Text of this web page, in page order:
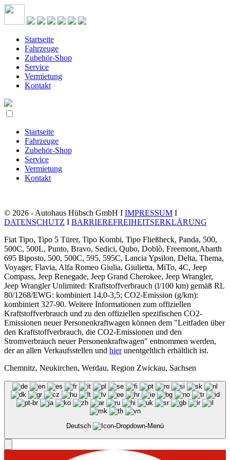
Startseite
Fahrzeuge
Zubehör-Shop
Service
Vermietung
Kontakt
Startseite
Fahrzeuge
Zubehör-Shop
Service
Vermietung
Kontakt
© 2026 - Autohaus Hübsch GmbH I IMPRESSUM I
DATENSCHUTZ I BARRIEREFREIHEITSERKLÄRUNG
Fiat Tipo, Tipo 5 Türer, Tipo Kombi, Tipo Fließheck, Panda, 500,
500C, 500L, Punto, Bravo, Sedici, Qubo, Doblò, Freemont,Abarth
695 Biposto, 500, 500C, 595, 595C, Lancia Ypsilon, Delta, Thema,
Voyager, Flavia, Alfa Romeo Giulia, Giulietta, MiTo, 4C, Jeep
Compass, Jeep Renegade, Jeep Grand Cherokee, Jeep Wrangler,
Jeep Wrangler Unlimited: Kraftstoffverbrauch (l/100 km) gemäß RL
80/1268/EWG: kombiniert 14,0-3,5; CO2-Emission (g/km):
kombiniert 327-90. Weitere Informationen zum offiziellen
Kraftstoffverbrauch und zu den offiziellen spezifischen CO2-
Emissionen neuer Personenkraftwagen können dem "Leitfaden über
den Kraftstoffverbrauch, die CO2-Emissionen und den
Stromverbrauch neuer Personenkraftwagen" entnommen werden,
der an allen Verkaufsstellen und hierunentgeltlich erhältlich ist.
Chemnitz, Neukirchen, Werdau, Region Zwickau, Sachsen
Deutsch